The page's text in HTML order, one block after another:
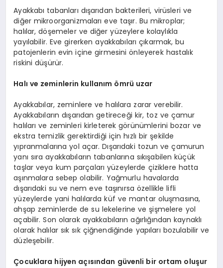
Ayakkabı tabanları dışarıdan bakterileri, virüsleri ve
diğer mikroorganizmaları eve taşır. Bu mikroplar;
halılar, döşemeler ve diğer yüzeylere kolaylıkla
yayılabilir. Eve girerken ayakkabıları çıkarmak, bu
patojenlerin evin içine girmesini önleyerek hastalık
riskini düşürür.
Halı ve zeminlerin kullanım ömrü uzar
Ayakkabılar, zeminlere ve halılara zarar verebilir.
Ayakkabıların dışarıdan getireceği kir, toz ve çamur
halıları ve zeminleri kirleterek görünümlerini bozar ve
ekstra temizlik gerektirdiği için hızlı bir şekilde
yıpranmalarına yol açar. Dışarıdaki tozun ve çamurun
yanı sıra ayakkabıların tabanlarına sıkışabilen küçük
taşlar veya kum parçaları yüzeylerde çiziklere hatta
aşınmalara sebep olabilir. Yağmurlu havalarda
dışarıdaki su ve nem eve taşınırsa özellikle lifli
yüzeylerde yani halılarda küf ve mantar oluşmasına,
ahşap zeminlerde de su lekelerine ve şişmelere yol
açabilir. Son olarak ayakkabıların ağırlığından kaynaklı
olarak halılar sık sık çiğnendiğinde yapıları bozulabilir ve
düzleşebilir.
Çocuklara hijyen açısından güvenli bir ortam oluşur